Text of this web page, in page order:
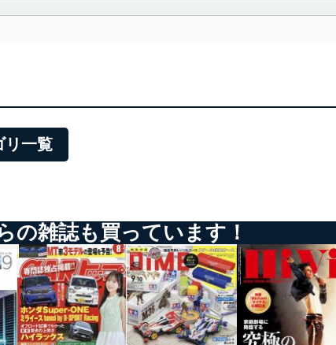
明確にし、本人の同意を得たうえで利用目的の達成に必要な範
り扱う従業者を明確化し、 個人データへの不要なアクセスを防止
カウント制御）により、個人情報データベース等を取り扱う情報
リ一覧
の雑誌も買っています！